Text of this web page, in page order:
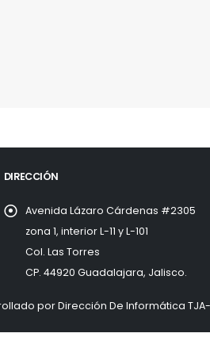
DIRECCIÓN
Avenida Lázaro Cárdenas #2305
zona 1, interior L-11 y L-101
Col. Las Torres
CP. 44920 Guadalajara, Jalisco.
por Dirección De Informática TJA-